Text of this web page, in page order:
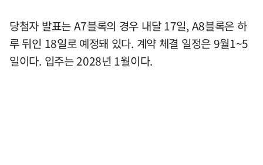
당첨자 발표는 A7블록의 경우 내달 17일, A8블록은 하
루 뒤인 18일로 예정돼 있다. 계약 체결 일정은 9월1~5
일이다. 입주는 2028년 1월이다.